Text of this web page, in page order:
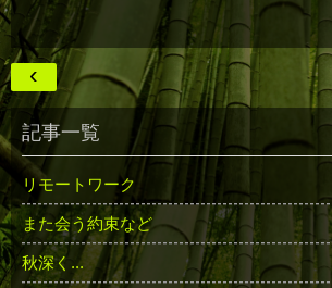
‹
記事一覧
リモートワーク
また会う約束など
秋深く...